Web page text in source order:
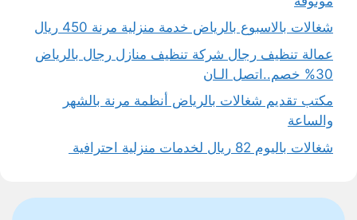
شغالات بالاسبوع بالرياض خدمة منزلية مرنة 450 ريال
عمالة تنظيف رجال شركة تنظيف منازل رجال بالرياض
30% خصم..اتصل الـان
مكتب تقديم شغالات بالرياض أنظمة مرنة بالشهر
والساعة
شغالات باليوم 82 ريال لخدمات منزلية احترافية